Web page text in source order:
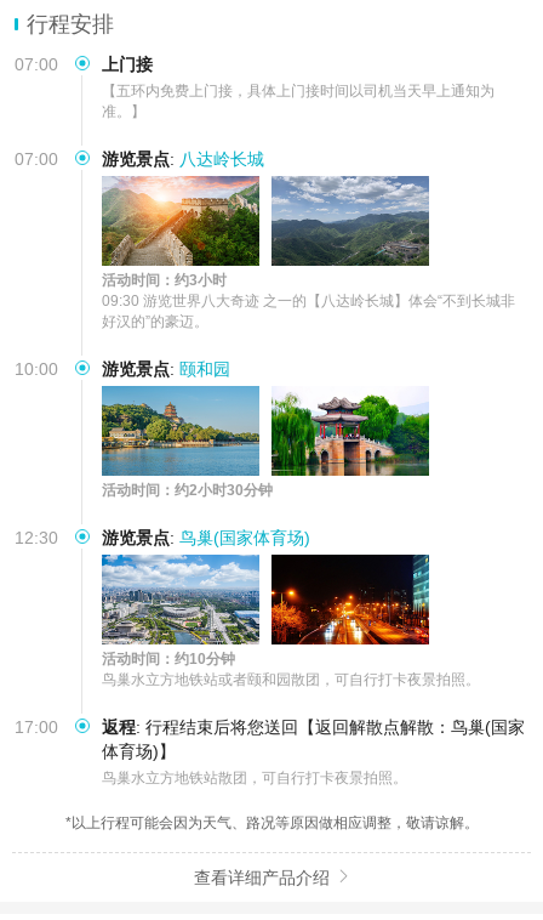
行程安排
07:00 上门接
【五环内免费上门接，具体上门接时间以司机当天早上通知为
准。】
07:00 游览景点: 八达岭长城
活动时间：约3小时
09:30 游览世界八大奇迹 之一的【八达岭长城】体会“不到长城非
好汉的”的豪迈。
10:00 游览景点: 颐和园
活动时间：约2小时30分钟
12:30 游览景点: 鸟巢(国家体育场)
活动时间：约10分钟
鸟巢水立方地铁站或者颐和园散团，可自行打卡夜景拍照。
17:00 返程: 行程结束后将您送回【返回解散点解散：鸟巢(国家
体育场)】
鸟巢水立方地铁站散团，可自行打卡夜景拍照。
*以上行程可能会因为天气、路况等原因做相应调整，敬请谅解。
查看详细产品介绍 